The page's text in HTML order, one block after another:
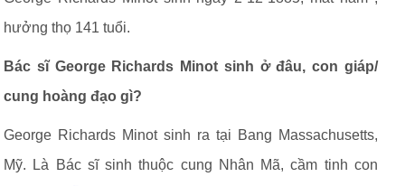
hưởng thọ 141 tuổi.
Bác sĩ George Richards Minot sinh ở đâu, con giáp/
cung hoàng đạo gì?
George Richards Minot sinh ra tại Bang Massachusetts,
Mỹ. Là Bác sĩ sinh thuộc cung Nhân Mã, cầm tinh con